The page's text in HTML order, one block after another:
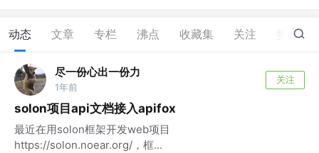
动态 文章 专栏 沸点 收藏集 关注 45
尽一份心出一份力
1年前
关注
solon项目api文档接入apifox
最近在用solon框架开发web项目
https://solon.noear.org/，框...